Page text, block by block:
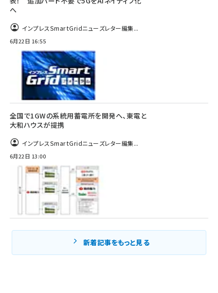
へ
インプレスSmartGridニューズレター編集...
6月22日 16:55
全国で1GWの系統用蓄電所を開発へ、東電と
大和ハウスが提携
インプレスSmartGridニューズレター編集...
6月22日 13:00
新着記事をもっと見る